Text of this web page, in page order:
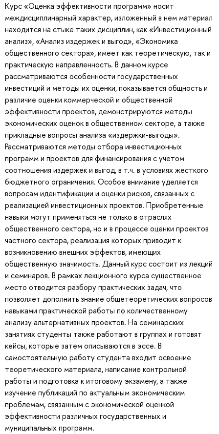
Курс «Оценка эффективности программ» носит
междисциплинарный характер, изложенный в нем материал
находится на стыке таких дисциплин, как «Инвестиционный
анализ», «Анализ издержек и выгод», «Экономика
общественного сектора», имеет как теоретическую, так и
практическую направленность. В данном курсе
рассматриваются особенности государственных
инвестиций и методы их оценки, показывается общность и
различие оценки коммерческой и общественной
эффективности проектов, демонстрируются методы
экономических оценок в общественном секторе, а также
прикладные вопросы анализа «издержки-выгоды».
Рассматриваются методы отбора инвестиционных
программ и проектов для финансирования с учетом
соотношения издержек и выгод, в т.ч. в условиях жесткого
бюджетного ограничения. Особое внимание уделяется
вопросам идентификации и оценки рисков, связанных с
реализацией инвестиционных проектов. Приобретенные
навыки могут применяться не только в отраслях
общественного сектора, но и в процессе оценки проектов
частного сектора, реализация которых приводит к
возникновению внешних эффектов, имеющих
общественную значимость. Данный курс состоит из лекций
и семинаров. В рамках лекционного курса существенное
место отводится разбору практических задач, что
позволяет дополнить знание общетеоретических вопросов
навыками практической работы по количественному
анализу альтернативных проектов. На семинарских
занятиях студенты также работают в группах и готовят
кейсы, которые затем описываются в эссе. В
самостоятельную работу студента входит освоение
теоретического материала, написание контрольной
работы и подготовка к итоговому экзамену, а также
изучение публикаций по актуальным экономическим
проблемам, связанным с экономической оценкой
эффективности различных государственных и
муниципальных программ.